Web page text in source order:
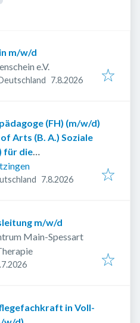
m/w/d
e.V.
Veröffentlicht:
7.8.2026
(FH) (m/w/d)
Arts (B. A.) Soziale
für die
Veröffentlicht
7.8.2026
m/w/d
Main-Spessart
in Voll-